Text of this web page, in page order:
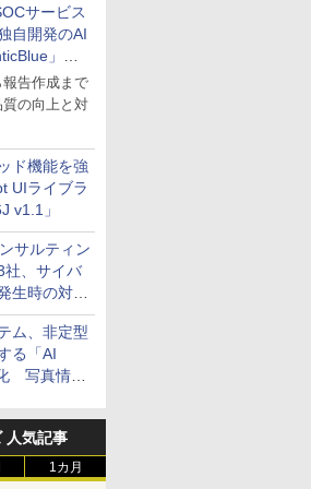
サービス
自開発のAI
」を
告作成まで
の向上と対
ド機能を強
UIライブラ
v1.1」
サルティン
社、サイバ
生時の対応
一体的に訓
を提供
ム、非定型
る「AI
写真情報
人気記事
1カ月